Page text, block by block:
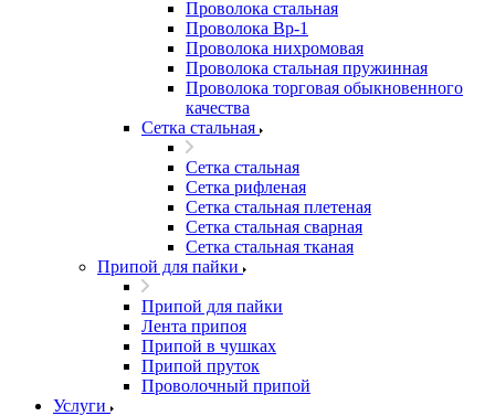
Проволока стальная
Проволока Вр-1
Проволока нихромовая
Проволока стальная пружинная
Проволока торговая обыкновенного
качества
Сетка стальная
Сетка стальная
Сетка рифленая
Сетка стальная плетеная
Сетка стальная сварная
Сетка стальная тканая
Припой для пайки
Припой для пайки
Лента припоя
Припой в чушках
Припой пруток
Проволочный припой
Услуги